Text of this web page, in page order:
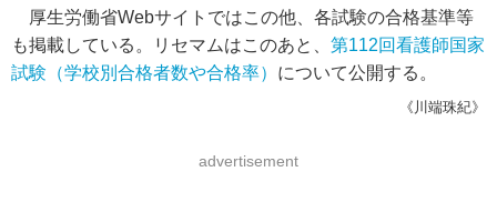
厚生労働省Webサイトではこの他、各試験の合格基準等
も掲載している。リセマムはこのあと、 第112回看護師国家
試験（学校別合格者数や合格率） について公開する。
《川端珠紀》
advertisement